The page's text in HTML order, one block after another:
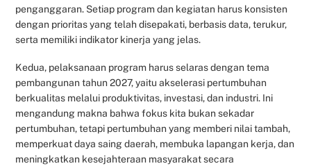
penganggaran. Setiap program dan kegiatan harus konsisten
dengan prioritas yang telah disepakati, berbasis data, terukur,
serta memiliki indikator kinerja yang jelas.
Kedua, pelaksanaan program harus selaras dengan tema
pembangunan tahun 2027, yaitu akselerasi pertumbuhan
berkualitas melalui produktivitas, investasi, dan industri. Ini
mengandung makna bahwa fokus kita bukan sekadar
pertumbuhan, tetapi pertumbuhan yang memberi nilai tambah,
memperkuat daya saing daerah, membuka lapangan kerja, dan
meningkatkan kesejahteraan masyarakat secara